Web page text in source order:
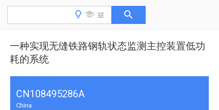
一种实现无缝铁路钢轨状态监测主控装置低功
耗的系统
CN108495286A
China